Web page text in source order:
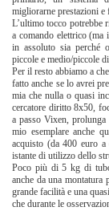
migliorarne prestazioni e
L’ultimo tocco potrebbe
a comando elettrico (ma
in assoluto sia perché
piccole e medio/piccole
Per il resto abbiamo a
fatto anche se lo avrei
mia che nulla o quasi
cercatore diritto 8x50,
a passo Vixen,
mio esemplare anche
acquisto (da 400 euro
istante di utilizzo dello
Poco più di 5 kg di
anche da una
grande facilità e una
che durante le